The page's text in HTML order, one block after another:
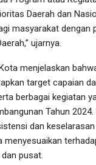
Daerah dan
masyarakat dengan
ujarnya.
menjelaskan
target capaian
berbagai kegiatan
Tahun 2024.
dan
menyesuaikan
pusat.